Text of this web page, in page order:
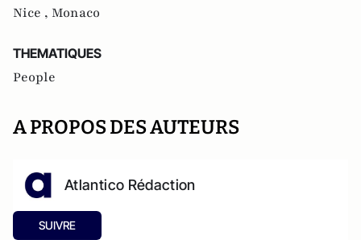
Nice , Monaco
THEMATIQUES
People
A PROPOS DES AUTEURS
Atlantico Rédaction
SUIVRE